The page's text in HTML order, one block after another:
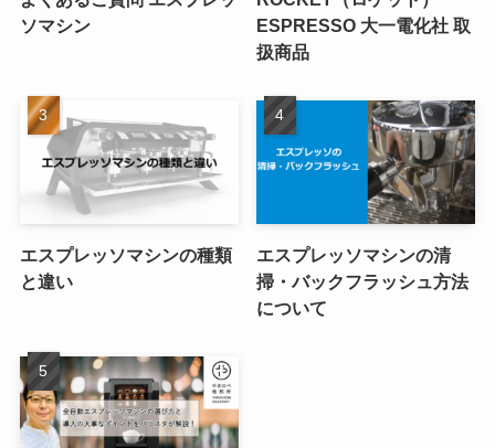
ソマシン
ESPRESSO 大一電化社 取
扱商品
エスプレッソマシンの種類
と違い
エスプレッソマシンの清
掃・バックフラッシュ方法
について